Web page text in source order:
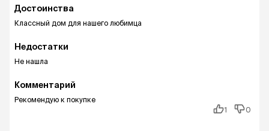
Достоинства
Классный дом для нашего любимца
Недостатки
Не нашла
Комментарий
Рекомендую к покупке
1
0